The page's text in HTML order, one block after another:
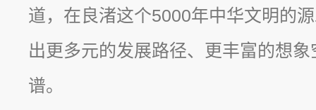
道，在良渚这个5000年中华文明的
出更多元的发展路径、更丰富的想
谱。